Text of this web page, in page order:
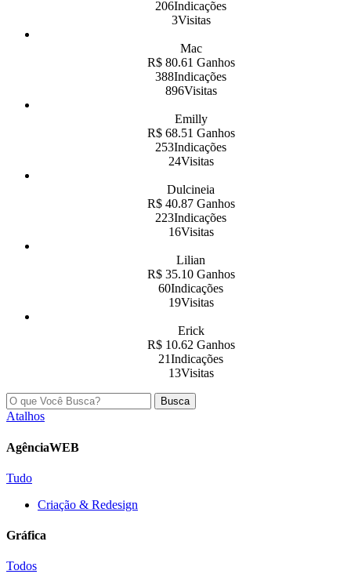
206Indicações
3Visitas
Mac
R$ 80.61 Ganhos
388Indicações
896Visitas
Emilly
R$ 68.51 Ganhos
253Indicações
24Visitas
Dulcineia
R$ 40.87 Ganhos
223Indicações
16Visitas
Lilian
R$ 35.10 Ganhos
60Indicações
19Visitas
Erick
R$ 10.62 Ganhos
21Indicações
13Visitas
Busca
Atalhos
AgênciaWEB
Tudo
Criação & Redesign
Gráfica
Todos